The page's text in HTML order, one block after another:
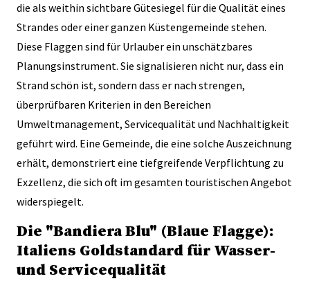
die als weithin sichtbare Gütesiegel für die Qualität eines
Strandes oder einer ganzen Küstengemeinde stehen.
Diese Flaggen sind für Urlauber ein unschätzbares
Planungsinstrument. Sie signalisieren nicht nur, dass ein
Strand schön ist, sondern dass er nach strengen,
überprüfbaren Kriterien in den Bereichen
Umweltmanagement, Servicequalität und Nachhaltigkeit
geführt wird. Eine Gemeinde, die eine solche Auszeichnung
erhält, demonstriert eine tiefgreifende Verpflichtung zu
Exzellenz, die sich oft im gesamten touristischen Angebot
widerspiegelt.
Die "Bandiera Blu" (Blaue Flagge):
Italiens Goldstandard für Wasser-
und Servicequalität